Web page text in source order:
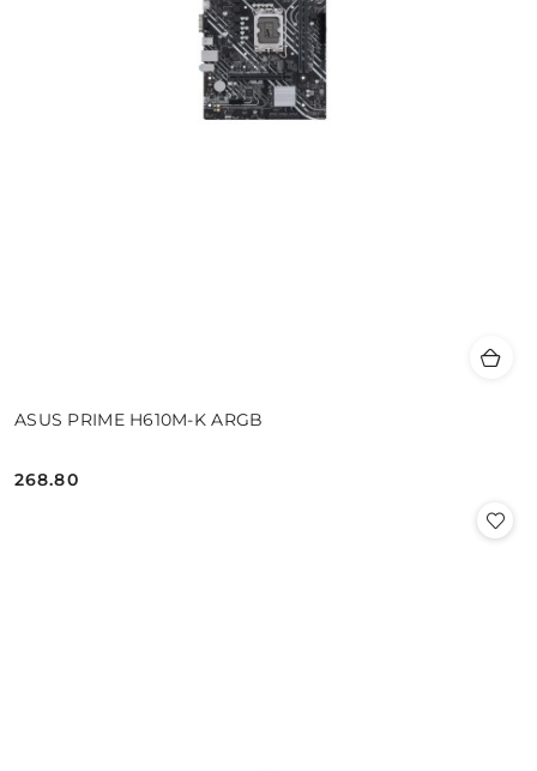
ASUS PRIME H610M-K ARGB
Cena:
268.80